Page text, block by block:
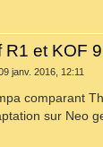
R1 et KOF
janv. 2016, 12:11
comparant
sur Neo